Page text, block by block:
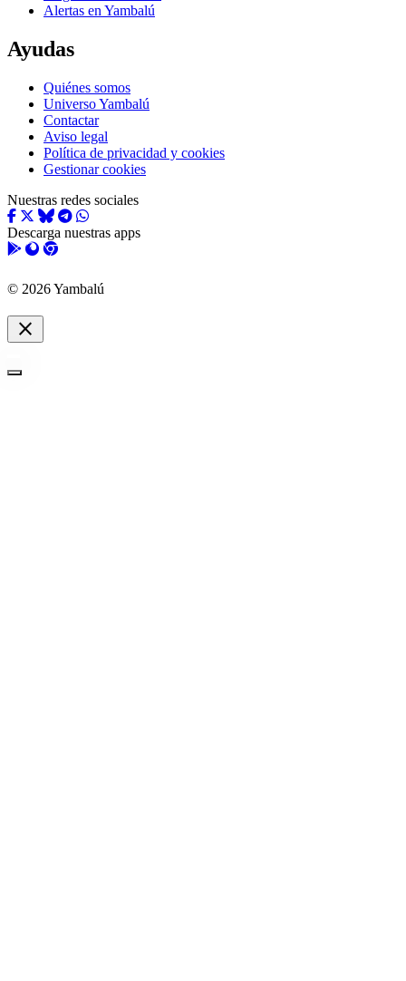
Alertas en Yambalú
Ayudas
Quiénes somos
Universo Yambalú
Contactar
Aviso legal
Política de privacidad y cookies
Gestionar cookies
Nuestras redes sociales
Descarga nuestras apps
© 2026 Yambalú
close